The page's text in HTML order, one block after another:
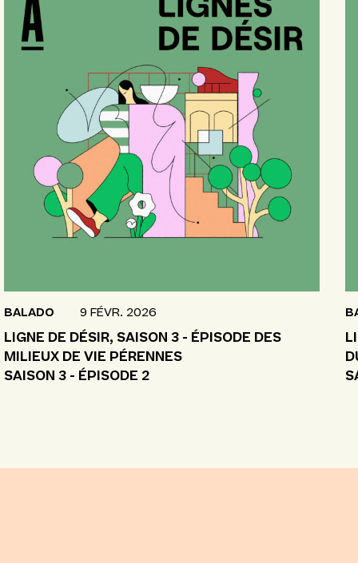
BALADO 9 FÉVR. 2026
LIGNE DE DÉSIR, SAISON 3 - ÉPISODE DES
MILIEUX DE VIE PÉRENNES
SAISON 3 - ÉPISODE 2